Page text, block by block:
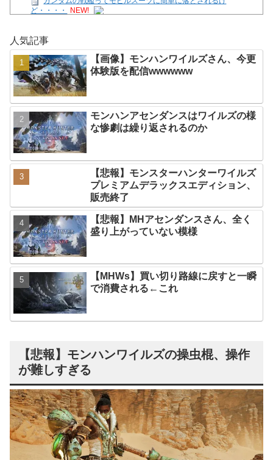
ど・・・・
NEW!
【教育】急増する「自分の頭で考えない子」。すぐ検索が当たり
前に…スマホ時代の“親切すぎる教育”が奪っ
NEW!
【ガークリ】正統派だけど、デッッッカって感じの水着のマネ、
ラファエ口、セッシュウへの反応！！！ NEW!
【悲報】週間少年ジャンプのグッズ(43億円分)を注文し全てキャ
ンセルした女逮捕ｗｗｗｗｗｗｗｗ
【脱衣麻雀】「スーパーリアル麻雀 Venus Returns」8月27日に
発売決定！ NEW!
Powered by livedoor 相互RSS
人気記事
【画像】モンハンワイルズさん、今更
体験版を配信wwwwww
モンハンアセンダンスはワイルズの様
な惨劇は繰り返されるのか
【悲報】モンスターハンターワイルズ
プレミアムデラックスエディション、
販売終了
【悲報】MHアセンダンスさん、全く
盛り上がっていない模様
【MHWs】買い切り路線に戻すと一瞬
で消費される←これ
【悲報】モンハンワイルズの操虫棍、操作
が難しすぎる